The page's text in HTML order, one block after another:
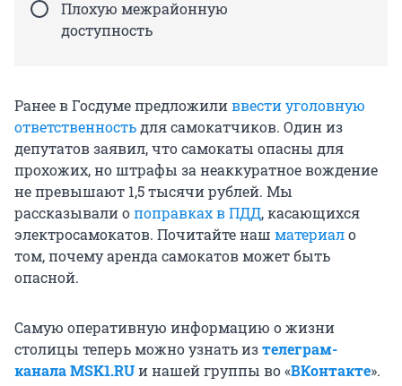
Плохую межрайонную
доступность
Ранее в Госдуме предложиливвести уголовную
ответственностьдля самокатчиков. Один из
депутатов заявил, что самокаты опасны для
прохожих, но штрафы за неаккуратное вождение
не превышают 1,5 тысячи рублей. Мы
рассказывали опоправках в ПДД, касающихся
электросамокатов. Почитайте наш материало
том, почему аренда самокатов может быть
опасной.
Самую оперативную информацию о жизни
столицы теперь можно узнать изтелеграм-
канала MSK1.RUи нашей группы во «ВКонтакте».